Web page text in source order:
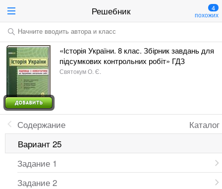
Решебник 4
похожих
Начните вводить автора и класс
«Історія України. 8 клас. Збірник завдань для
підсумкових контрольних робіт» ГДЗ
Святокум О. Є.
Каталог
Содержание
Вариант 25
Задание 1
Задание 2